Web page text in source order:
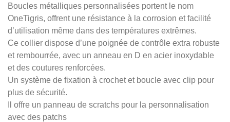
Boucles métalliques personnalisées portent le nom
OneTigris, offrent une résistance à la corrosion et facilité
d’utilisation même dans des températures extrêmes.
Ce collier dispose d’une poignée de contrôle extra robuste
et rembourrée, avec un anneau en D en acier inoxydable
et des coutures renforcées.
Un système de fixation à crochet et boucle avec clip pour
plus de sécurité.
Il offre un panneau de scratchs pour la personnalisation
avec des patchs